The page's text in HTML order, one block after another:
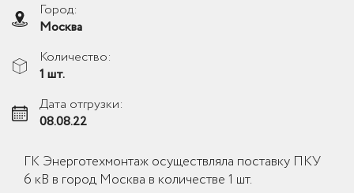
Город:
Москва
Количество:
1 шт.
Дата отгрузки:
08.08.22
ГК Энерготехмонтаж осуществляла поставку ПКУ
6 кВ в город Москва в количестве 1 шт.